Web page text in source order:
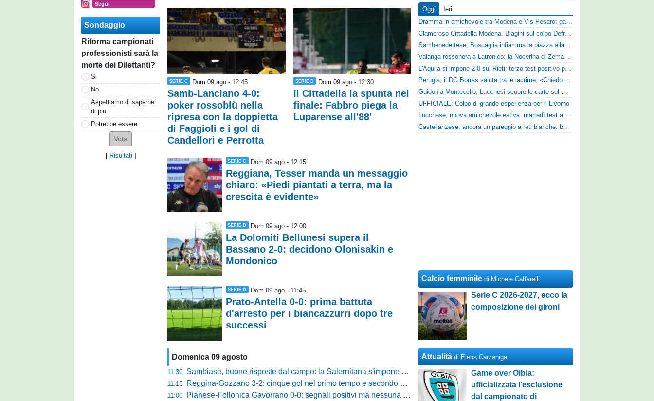
Segui
Sondaggio
Riforma campionati
professionisti sarà la
morte dei Dilettanti?
Si
No
Aspettiamo di saperne
di più
Potrebbe essere
[ Risultati ]
SERIE C Dom 09 ago - 12:45
Samb-Lanciano 4-0:
poker rossoblù nella
ripresa con la doppietta
di Faggioli e i gol di
Candellori e Perrotta
SERIE D Dom 09 ago - 12:30
Il Cittadella la spunta nel
finale: Fabbro piega la
Luparense all'88'
SERIE C Dom 09 ago - 12:15
Reggiana, Tesser manda un messaggio
chiaro: «Piedi piantati a terra, ma la
crescita è evidente»
SERIE D Dom 09 ago - 12:00
La Dolomiti Bellunesi supera il
Bassano 2-0: decidono Olonisakin e
Mondonico
SERIE D Dom 09 ago - 11:45
Prato-Antella 0-0: prima battuta
d'arresto per i biancazzurri dopo tre
successi
Domenica 09 agosto
11:30 Sambiase, buone risposte dal campo: la Salernitana s'impone di misura 2-1
11:15 Reggina-Gozzano 3-2: cinque gol nel primo tempo e secondo successo per la squadra di Marchionni
11:00 Pianese-Follonica Gavorrano 0-0: segnali positivi ma nessuna rete nell'ultimo collaudo
Oggi
Ieri
Dramma in amichevole tra Modena e Vis Pesaro: gara sospesa per il grave infortunio di Sersanti
Clamoroso Cittadella Modena, Biagini sul colpo Defrel: «Per noi rappresenta un sogno, a volte si realizzano»
Sambenedettese, Boscaglia infiamma la piazza alla presentazione: «Senza di voi non saremmo nulla, vi promettiamo lavoro e maglia sudata»
Valanga rossonera a Latronico: la Nocerina di Zeman ne fa 9 all'Atletico Agromonte
L'Aquila si impone 2-0 sul Rieti: terzo test positivo per la squadra di Andreucci
Perugia, il DG Borras saluta tra le lacrime: «Chiedo scusa a tifosi e famiglia, Faroni ha perso tantissimi soldi»
Guidonia Montecelio, Lucchesi scopre le carte sul mercato: «Siamo contenti del lavoro fatto, puntiamo dritti ai playoff»
UFFICIALE: Colpo di grande esperienza per il Livorno
Lucchese, nuova amichevole estiva: martedì test a Montepulciano contro il Taranto
Castellanzese, ancora un pareggio a reti bianche: buone risposte per Bolzoni col Club Milano
Calcio femminile di Michele Caffarelli
Serie C 2026-2027, ecco la
composizione dei gironi
Attualità di Elena Carzaniga
Game over Olbia:
ufficializzata l'esclusione
dal campionato di